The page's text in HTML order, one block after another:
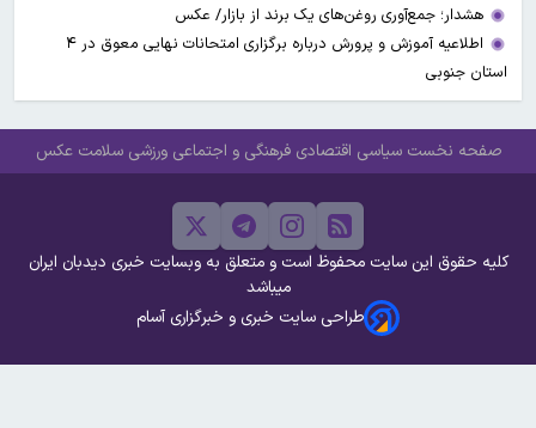
هشدار؛ جمع‌آوری روغن‌های یک برند از بازار/ عکس
اطلاعیه آموزش و پرورش درباره برگزاری امتحانات نهایی معوق در ۴
استان جنوبی
صفحه نخست سیاسی اقتصادی فرهنگی و اجتماعی ورزشی سلامت عکس
کلیه حقوق این سایت محفوظ است و متعلق به وبسایت خبری دیدبان ایران
میباشد
طراحی سایت خبری و خبرگزاری آسام